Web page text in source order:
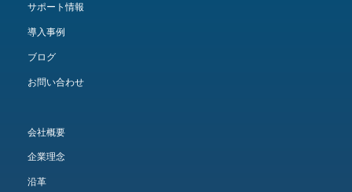
サポート情報
導入事例
ブログ
お問い合わせ
会社概要
企業理念
沿革